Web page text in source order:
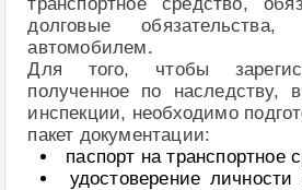
долговые
автомобилем.
Для того, чтобы
полученное по наследству,
инспекции, необходимо
пакет документации:
паспорт на транспортное
удостоверение